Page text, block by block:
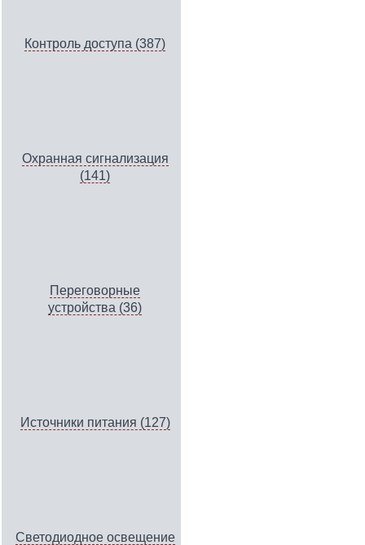
Контроль доступа (387)
Охранная сигнализация
(141)
Переговорные
устройства (36)
Источники питания (127)
Светодиодное освещение